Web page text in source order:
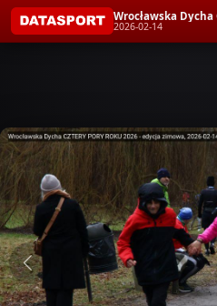
2026-02-14